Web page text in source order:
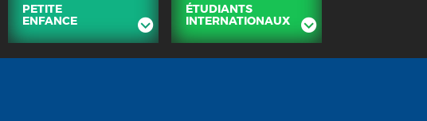
PETITE
ENFANCE
ÉTUDIANTS
INTERNATIONAUX